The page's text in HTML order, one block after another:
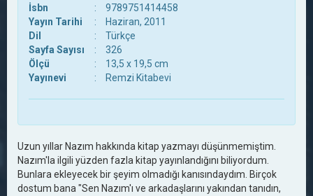
İsbn
:
9789751414458
Yayın Tarihi
:
Haziran, 2011
Dil
:
Türkçe
Sayfa Sayısı
:
326
Ölçü
:
13,5 x 19,5 cm
Yayınevi
: Remzi Kitabevi
Uzun yıllar Nazım hakkında kitap yazmayı düşünmemiştim.
Nazım'la ilgili yüzden fazla kitap yayınlandığını biliyordum.
Bunlara ekleyecek bir şeyim olmadığı kanısındaydım. Birçok
dostum bana "Sen Nazım'ı ve arkadaşlarını yakından tanıdın,